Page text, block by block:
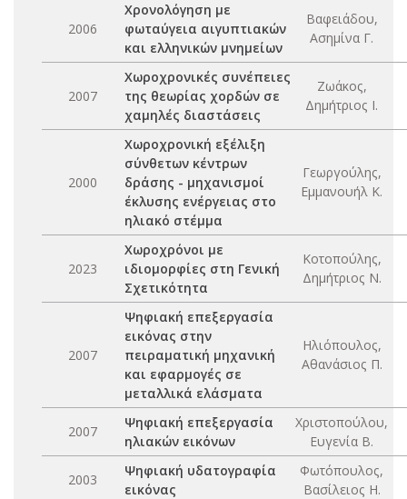
2006
Χρονολόγηση με
φωταύγεια αιγυπτιακών
και ελληνικών μνημείων
Βαφειάδου,
Ασημίνα Γ.
2007
Χωροχρονικές συνέπειες
της θεωρίας χορδών σε
χαμηλές διαστάσεις
Ζωάκος,
Δημήτριος Ι.
2000
Χωροχρονική εξέλιξη
σύνθετων κέντρων
δράσης - μηχανισμοί
έκλυσης ενέργειας στο
ηλιακό στέμμα
Γεωργούλης,
Εμμανουήλ Κ.
2023
Χωροχρόνοι με
ιδιομορφίες στη Γενική
Σχετικότητα
Κοτοπούλης,
Δημήτριος Ν.
2007
Ψηφιακή επεξεργασία
εικόνας στην
πειραματική μηχανική
και εφαρμογές σε
μεταλλικά ελάσματα
Ηλιόπουλος,
Αθανάσιος Π.
2007
Ψηφιακή επεξεργασία
ηλιακών εικόνων
Χριστοπούλου,
Ευγενία Β.
2003
Ψηφιακή υδατογραφία
εικόνας
Φωτόπουλος,
Βασίλειος Η.